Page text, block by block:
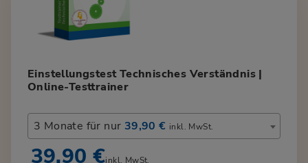
Einstellungstest Technisches Verständnis |
Online-Testtrainer
3 Monate für nur 39,90 € inkl. MwSt.
39,90 €inkl. MwSt.